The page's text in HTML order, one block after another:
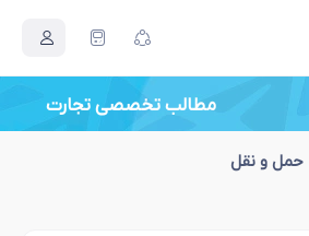
مطالب تخصصی تجارت
حمل و نقل